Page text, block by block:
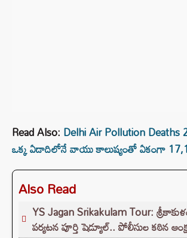
Read Also: Delhi Air Pollution
ఒక్క ఏడాదిలోనే వాయు కాలుష్యంతో ఏకంగా
Also Read
YS Jagan Srikakulam Tour:
పర్యటన పూర్తి షెడ్యూల్.. పోలీసుల కఠిన